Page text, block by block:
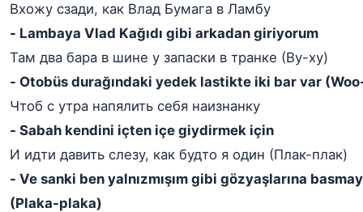
Вхожу сзади, как Влад Бумага в Ламбу
- Lambaya Vlad Kağıdı gibi arkadan giriyorum
Там два бара в шине у запаски в транке (Ву-ху)
- Otobüs durağındaki yedek lastikte iki bar var
Чтоб с утра напялить себя наизнанку
- Sabah kendini içten içe giydirmek için
И идти давить слезу, как будто я один (Плак-плак)
- Ve sanki ben yalnızmışım gibi gözyaşlarına
(Plaka-plaka)